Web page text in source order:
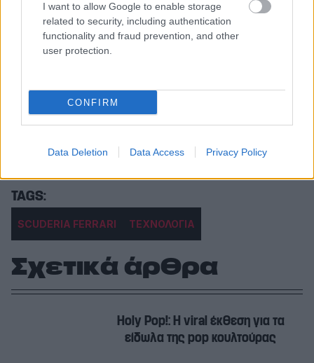
I want to allow Google to enable storage
related to security, including authentication
functionality and fraud prevention, and other
user protection.
CONFIRM
Data Deletion Data Access Privacy Policy
επιλεγμένες αγορές.
Με αυτή τη συνεργασία, οι δύο εταιρείες
επιχειρούν να αποδείξουν ότι ένας φορητός
περισσότερο από ένα εργαλείο εργασίας,
μετατρέποντάς τον σε αντικείμενο υψηλού
των supercars.
SCUDERIA FERRARI ΤΕΧΝΟΛΟΓΙΑ
Σχετικά άρθρα
Holy Pop!: Η viral έκθεση για τα
είδωλα της pop κουλτούρας